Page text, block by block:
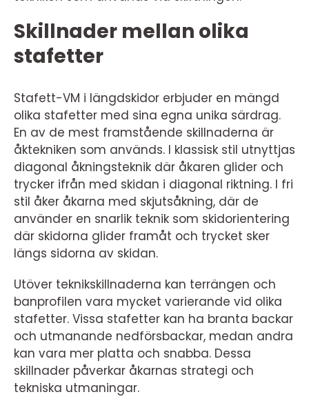
Skillnader mellan olika
stafetter
Stafett-VM i längdskidor erbjuder en mängd
olika stafetter med sina egna unika särdrag.
En av de mest framstående skillnaderna är
åktekniken som används. I klassisk stil utnyttjas
diagonal åkningsteknik där åkaren glider och
trycker ifrån med skidan i diagonal riktning. I fri
stil åker åkarna med skjutsåkning, där de
använder en snarlik teknik som skidorientering
där skidorna glider framåt och trycket sker
längs sidorna av skidan.
Utöver teknikskillnaderna kan terrängen och
banprofilen vara mycket varierande vid olika
stafetter. Vissa stafetter kan ha branta backar
och utmanande nedförsbackar, medan andra
kan vara mer platta och snabba. Dessa
skillnader påverkar åkarnas strategi och
tekniska utmaningar.